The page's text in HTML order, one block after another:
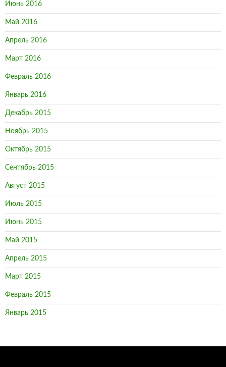
Июнь 2016
Май 2016
Апрель 2016
Март 2016
Февраль 2016
Январь 2016
Декабрь 2015
Ноябрь 2015
Октябрь 2015
Сентябрь 2015
Август 2015
Июль 2015
Июнь 2015
Май 2015
Апрель 2015
Март 2015
Февраль 2015
Январь 2015